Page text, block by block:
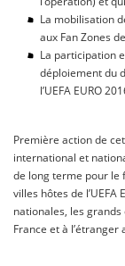
La mobilisation
aux Fan Zones
La participation
déploiement du
l’UEFA EURO
Première action de
international et
de long terme pour le
villes hôtes de
nationales, les
France et à l’étranger